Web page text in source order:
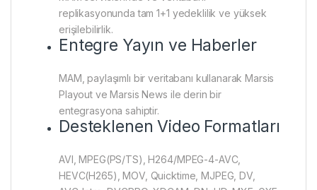
replikasyonunda tam 1+1 yedeklilik ve yüksek
erişilebilirlik.
Entegre Yayın ve Haberler
MAM, paylaşımlı bir veritabanı kullanarak Marsis
Playout ve Marsis News ile derin bir
entegrasyona sahiptir.
Desteklenen Video Formatları
AVI, MPEG(PS/TS), H264/MPEG-4-AVC,
HEVC(H265), MOV, Quicktime, MJPEG, DV,